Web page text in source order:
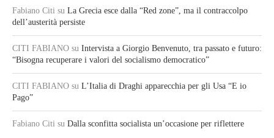
Fabiano Citi su La Grecia esce dalla “Red zone”, ma il contraccolpo
dell’austerità persiste
CITI FABIANO su Intervista a Giorgio Benvenuto, tra passato e futuro:
“Bisogna recuperare i valori del socialismo democratico”
CITI FABIANO su L’Italia di Draghi apparecchia per gli Usa “E io
Pago”
Fabiano Citi su Dalla sconfitta socialista un’occasione per riflettere